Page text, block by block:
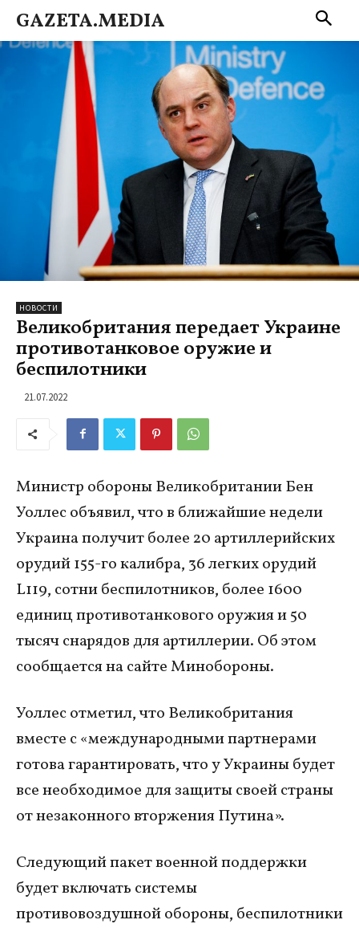
GAZETA.MEDIA
НОВОСТИ
Великобритания передает Украине
противотанковое оружие и
беспилотники
21.07.2022
Министр обороны Великобритании Бен
Уоллес объявил, что в ближайшие недели
Украина получит более 20 артиллерийских
орудий 155-го калибра, 36 легких орудий
L119, сотни беспилотников, более 1600
единиц противотанкового оружия и 50
тысяч снарядов для артиллерии. Об этом
сообщается на сайте Минобороны.
Уоллес отметил, что Великобритания
вместе с «международными партнерами
готова гарантировать, что у Украины будет
все необходимое для защиты своей страны
от незаконного вторжения Путина».
Следующий пакет военной поддержки
будет включать системы
противовоздушной обороны, беспилотники